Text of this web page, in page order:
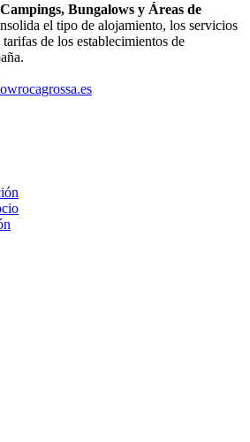
Bungalows y Áreas de
el tipo de alojamiento, los servicios
de los establecimientos de